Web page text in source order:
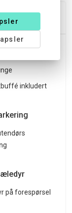
inkludert
på forespørsel